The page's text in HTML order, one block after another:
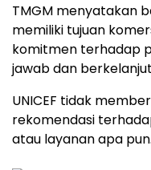
TMGM menyatakan
memiliki tujuan
komitmen terhadap
jawab dan
UNICEF tidak
rekomendasi
atau layanan apa pun.